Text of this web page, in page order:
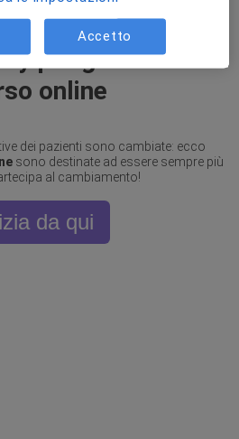
per guardare il
online
dei pazienti sono cambiate: ecco
sono destinate ad essere sempre più
al cambiamento!
da qui
Accetto